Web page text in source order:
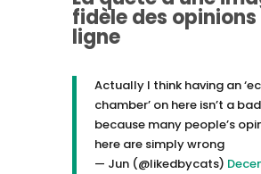
fidèle des opinions
ligne
Actually I think having an
chamber’ on here isn’t a
because many people’s
here are simply wrong
— Jun (@likedbycats)